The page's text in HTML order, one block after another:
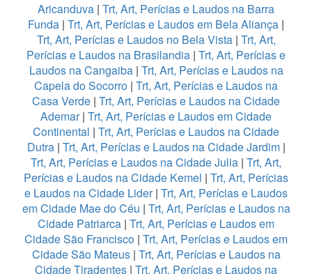
Aricanduva | Trt, Art, Perícias e Laudos na Barra
Funda | Trt, Art, Perícias e Laudos em Bela Aliança |
Trt, Art, Perícias e Laudos no Bela Vista| Trt, Art,
Perícias e Laudos na Brasilandia | Trt, Art, Perícias e
Laudos na Cangaiba| Trt, Art, Perícias e Laudos na
Capela do Socorro | Trt, Art, Perícias e Laudos na
Casa Verde | Trt, Art, Perícias e Laudos na Cidade
Ademar| Trt, Art, Perícias e Laudos em Cidade
Continental | Trt, Art, Perícias e Laudos na Cidade
Dutra | Trt, Art, Perícias e Laudos na Cidade Jardim|
Trt, Art, Perícias e Laudos na Cidade Julia | Trt, Art,
Perícias e Laudos na Cidade Kemel | Trt, Art, Perícias
e Laudos na Cidade Lider| Trt, Art, Perícias e Laudos
em Cidade Mae do Céu | Trt, Art, Perícias e Laudos na
Cidade Patriarca | Trt, Art, Perícias e Laudos em
Cidade São Francisco | Trt, Art, Perícias e Laudos em
Cidade São Mateus| Trt, Art, Perícias e Laudos na
Cidade Tiradentes | Trt, Art, Perícias e Laudos na